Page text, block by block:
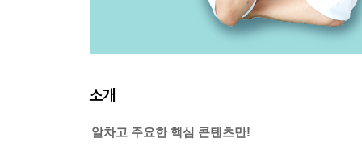
소개
알차고 주요한 핵심 콘텐츠만!